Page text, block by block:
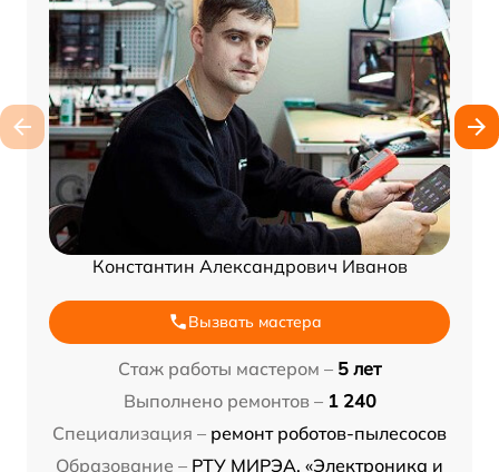
Константин Александрович Иванов
Вызвать мастера
Стаж работы мастером – 5 лет
Выполнено ремонтов – 1 240
Специализация – ремонт роботов-пылесосов
Образование – РТУ МИРЭА, «Электроника и